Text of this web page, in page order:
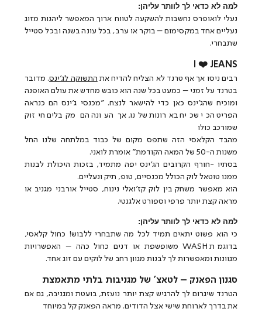
למה לא כדאי לך לוותר עליהן:
נעלי לואופרס נחשבות להשקעה לטווח ארוך המאפשר ליהנות מזוג
נעליים אחד במקסימום – בוקר או ערב, בכל עונה בשנה ובכל סטייל
שתבחרי.
I ❤️ JEANS
רבים ניסו אך אף טרנד לא הצליח להדיח את התשוקה לג'ינס. מדובר
בטרנד על זמני – כמעט בכל שנה הוא כובש מחדש את עולם האופנה
ומוכיח שהג'ינס כאן כדי להישאר לנצח. "מכנסי ג'ינס הם כנראה
הפריט הכי שכיח בארונות שלנו, אך העונה הם מקבלים חיזוק
שמורכב כולו
מהבד הקלאסי הזה שתפס מקום של כבוד במלתחה שלנו החל
משנות ה-50 של המאה הקודמת" אומרת לואני.
בסתיו -חורף הקרובים הג'ינס יפה מתמיד, בזכות היכולת לבנות
ממנו טוטאל לוק הכולל מכנסיים, טופ, תיק ונעליים.
הוא מאפשר משחק בין לוק קז'ואלי נינוח, סטייל אורבני מגניב או
מראה קצת יותר פרפי וספורט אלגנטי.
למה לא כדאי לך לוותר עליהן:
כי הוא פשוט יתאים תמיד לכל מה שתבחרי ללבוש! כחול קלאסי,
בדוגמת WASH משופשפת או דנים כחול כהה – האפשרויות
מגוונות ומאפשרות לך לבנות מגוון רחב של לוקים עם זוג אחד.
סגנון הפאנק – לטאצ' של מגניבות בלתי מתאמצת
הטרנד שיגרום לך להרגיש קצת יותר נועזת, בועטת ומגניבה, גם אם
את בדרך לארוחת שישי אצל הדודים. מראה הפאנק קל במיוחד